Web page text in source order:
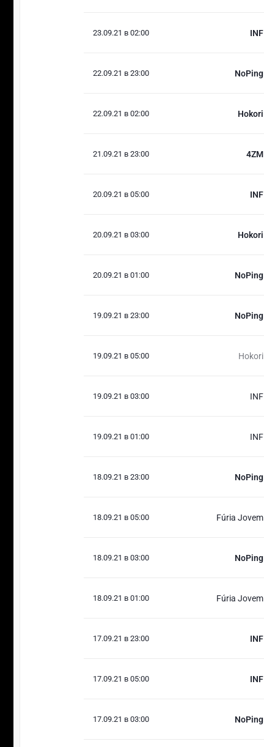
23.09.21 в 02:00 INF
22.09.21 в 23:00 NoPing
22.09.21 в 02:00 Hokori
21.09.21 в 23:00 4ZM
20.09.21 в 05:00 INF
20.09.21 в 03:00 Hokori
20.09.21 в 01:00 NoPing
19.09.21 в 23:00 NoPing
19.09.21 в 05:00 Hokori
19.09.21 в 03:00 INF
19.09.21 в 01:00 INF
18.09.21 в 23:00 NoPing
18.09.21 в 05:00 Fúria Jovem
18.09.21 в 03:00 NoPing
18.09.21 в 01:00 Fúria Jovem
17.09.21 в 23:00 INF
17.09.21 в 05:00 INF
17.09.21 в 03:00 NoPing